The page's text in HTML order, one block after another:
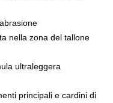
nella zona del tallone
ultraleggera
principali e cardini di